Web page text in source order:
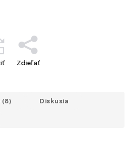
Zdieľať
(8) Diskusia